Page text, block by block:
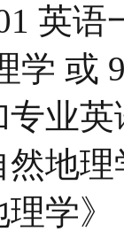
英
学 或
业
地
学